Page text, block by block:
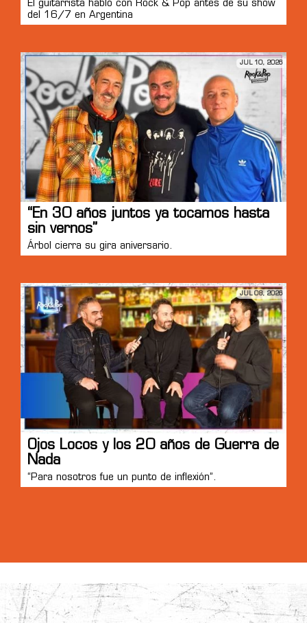
El guitarrista habló con Rock & Pop antes de su show
del 16/7 en Argentina
JUL 10, 2026
“En 30 años juntos ya tocamos hasta
sin vernos”
Árbol cierra su gira aniversario.
JUL 08, 2026
Ojos Locos y los 20 años de Guerra de
Nada
“Para nosotros fue un punto de inflexión”.